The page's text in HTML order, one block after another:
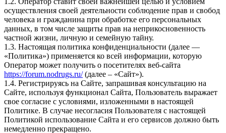
осуществления своей деятельности соблюдение прав и свобод
человека и гражданина при обработке его персональных
данных, в том числе защиты прав на неприкосновенность
частной жизни, личную и семейную тайну.
1.3. Настоящая политика конфиденциальности (далее —
«Политика») применяется ко всей информации, которую
Оператор может получить о посетителях веб-сайта
https://forum.nodrugs.ru/(далее – «Сайт»).
1.4. Регистрируясь на Сайте, запрашивая консультацию на
Сайте, используя функционал Сайта, Пользователь выражает
свое согласие с условиями, изложенными в настоящей
Политике. В случае несогласия Пользователя с настоящей
Политикой использование Сайта и его сервисов должно быть
немедленно прекращено.